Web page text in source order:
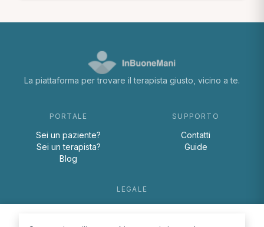
La piattaforma per trovare il terapista giusto, vicino a te.
PORTALE
Sei un paziente?
Sei un terapista?
Blog
SUPPORTO
Contatti
Guide
LEGALE